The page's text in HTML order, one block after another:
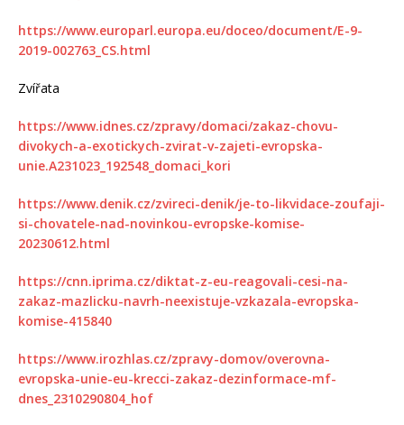
https://www.europarl.europa.eu/doceo/document/E-9-
2019-002763_CS.html
Zvířata
https://www.idnes.cz/zpravy/domaci/zakaz-chovu-
divokych-a-exotickych-zvirat-v-zajeti-evropska-
unie.A231023_192548_domaci_kori
https://www.denik.cz/zvireci-denik/je-to-likvidace-zoufaji-
si-chovatele-nad-novinkou-evropske-komise-
20230612.html
https://cnn.iprima.cz/diktat-z-eu-reagovali-cesi-na-
zakaz-mazlicku-navrh-neexistuje-vzkazala-evropska-
komise-415840
https://www.irozhlas.cz/zpravy-domov/overovna-
evropska-unie-eu-krecci-zakaz-dezinformace-mf-
dnes_2310290804_hof